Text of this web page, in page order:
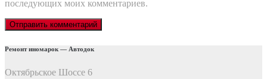
последующих моих комментариев.
Ремонт иномарок — Автодок
Октябрьское Шоссе 6